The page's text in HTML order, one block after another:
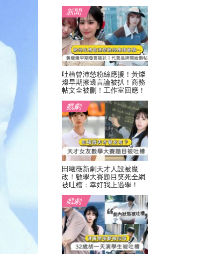
新聞
吐槽曾沛慈粉絲應援！黃燦
燦早期擦邊言論被扒！商務
帖文全被刪！工作室回應！
戲劇
田曦薇新劇天才人設被魔
改！數學大賽題目笑死全網
被吐槽：幸好我上過學！
戲劇